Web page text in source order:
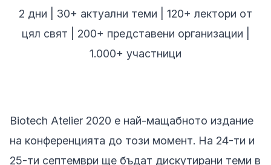
2 дни | 30+ актуални теми | 120+ лектори от
цял свят | 200+ представени организации |
1.000+ участници
Biotech Atelier 2020 е най-мащабното издание
на конференцията до този момент. На 24-ти и
25-ти септември ще бъдат дискутирани теми в